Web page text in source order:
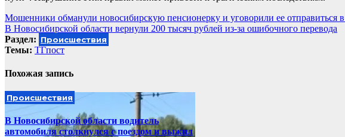
Навигация
по
записям
Мошенники обманули новосибирскую пенсионерку и уговорили ее отправиться
В Новосибирской области вернули 200 тысяч рублей из-за ошибочного перевода
Раздел: Происшествия
Темы: ТГпост
Похожая запись
Происшествия
В Новосибирской области водитель
автомобиля столкнулся с поездом и выжил